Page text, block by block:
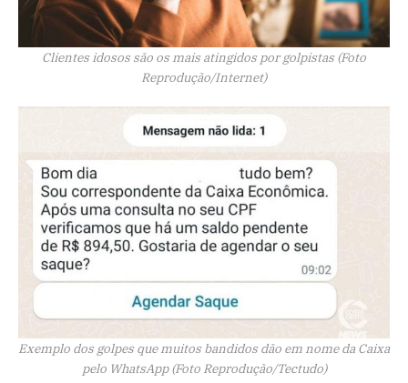
Clientes idosos são os mais atingidos por golpistas (Foto
Reprodução/Internet)
Exemplo dos golpes que muitos bandidos dão em nome da Caixa
pelo WhatsApp (Foto Reprodução/Tectudo)